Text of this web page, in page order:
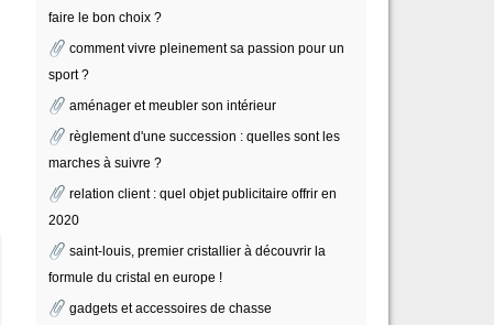
faire le bon choix ?
comment vivre pleinement sa passion pour un
sport ?
aménager et meubler son intérieur
règlement d'une succession : quelles sont les
marches à suivre ?
relation client : quel objet publicitaire offrir en
2020
saint-louis, premier cristallier à découvrir la
formule du cristal en europe !
gadgets et accessoires de chasse